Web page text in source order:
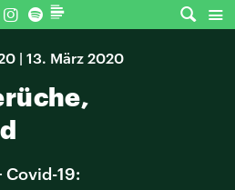
| 13. März 2020
Covid-19: